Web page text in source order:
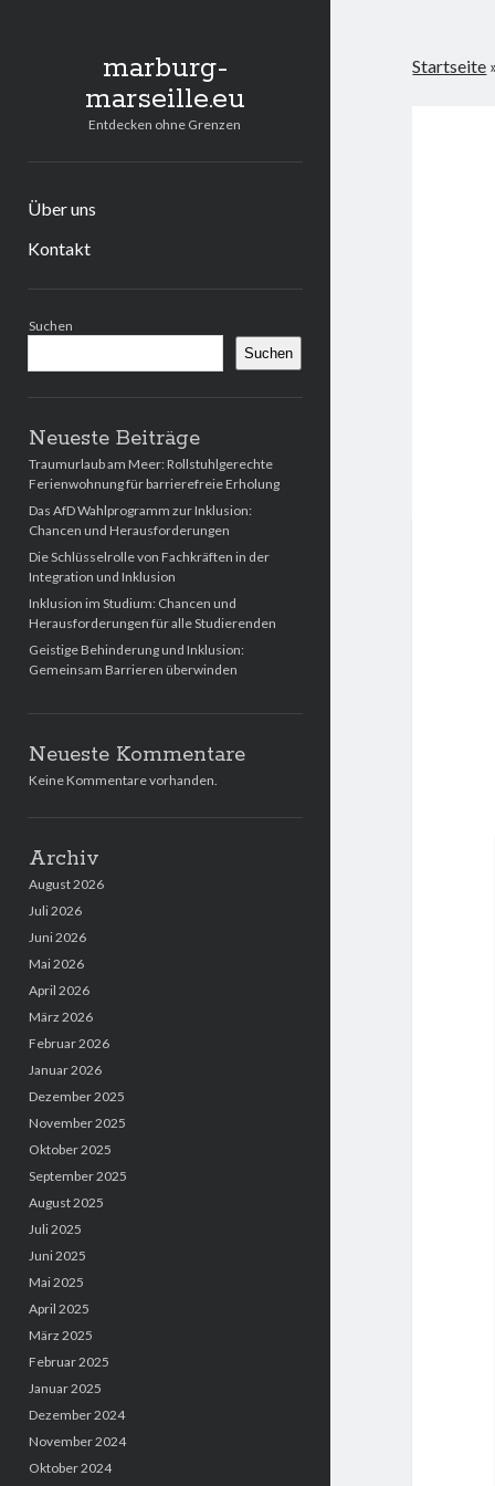
marburg-
marseille.eu
Entdecken ohne Grenzen
Über uns
Kontakt
Suchen
Suchen
Neueste Beiträge
Traumurlaub am Meer: Rollstuhlgerechte
Ferienwohnung für barrierefreie Erholung
Das AfD Wahlprogramm zur Inklusion:
Chancen und Herausforderungen
Die Schlüsselrolle von Fachkräften in der
Integration und Inklusion
Inklusion im Studium: Chancen und
Herausforderungen für alle Studierenden
Geistige Behinderung und Inklusion:
Gemeinsam Barrieren überwinden
Neueste Kommentare
Keine Kommentare vorhanden.
Archiv
August 2026
Juli 2026
Juni 2026
Mai 2026
April 2026
März 2026
Februar 2026
Januar 2026
Dezember 2025
November 2025
Oktober 2025
September 2025
August 2025
Juli 2025
Juni 2025
Mai 2025
April 2025
März 2025
Februar 2025
Januar 2025
Dezember 2024
November 2024
Oktober 2024
Startseite